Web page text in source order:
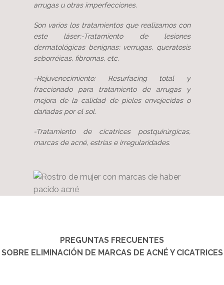
arrugas u otras imperfecciones.
Son varios los tratamientos que realizamos con
este láser:-Tratamiento de lesiones
dermatológicas benignas: verrugas, queratosis
seborréicas, fibromas, etc.
-Rejuvenecimiento: Resurfacing total y
fraccionado para tratamiento de arrugas y
mejora de la calidad de pieles envejecidas o
dañadas por el sol.
-Tratamiento de cicatrices postquirúrgicas,
marcas de acné, estrías e irregularidades.
PREGUNTAS FRECUENTES
SOBRE ELIMINACIÓN DE MARCAS DE ACNÉ Y CICATRICES